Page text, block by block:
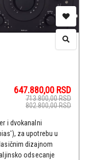
647.880,00 RSD
713.800,00RSD
802.800,00RSD
i dvokanalni
za upotrebu u
dizajnom
odsecanje